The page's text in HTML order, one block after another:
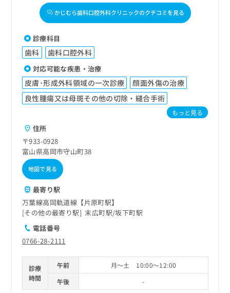
かじむら歯科口腔外科クリニックのクチコミを見る
診療科目
歯科 歯科口腔外科
対応可能な疾患・治療
皮膚･形成外科領域の一次診療
顔面外傷の治療
良性腫瘍又は母斑その他の切除・縫合手術
もっと見る
住所
〒933-0928
富山県高岡市守山町38
地図で見る
最寄り駅
万葉線高岡軌道線【片原町駅】
その他の最寄り駅
末広町駅 坂下町駅
電話番号
0766-28-2111
診療
時間
午前
月～土 10:00～12:00
午後
-